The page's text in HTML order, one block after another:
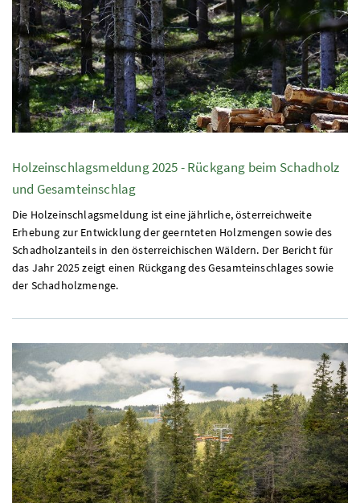
Holzeinschlagsmeldung 2025 - Rückgang beim Schadholz
und Gesamteinschlag
Die Holzeinschlagsmeldung ist eine jährliche, österreichweite
Erhebung zur Entwicklung der geernteten Holzmengen sowie des
Schadholzanteils in den österreichischen Wäldern. Der Bericht für
das Jahr 2025 zeigt einen Rückgang des Gesamteinschlages sowie
der Schadholzmenge.